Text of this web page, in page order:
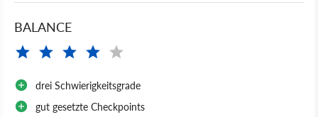
BALANCE
drei Schwierigkeitsgrade
gut gesetzte Checkpoints